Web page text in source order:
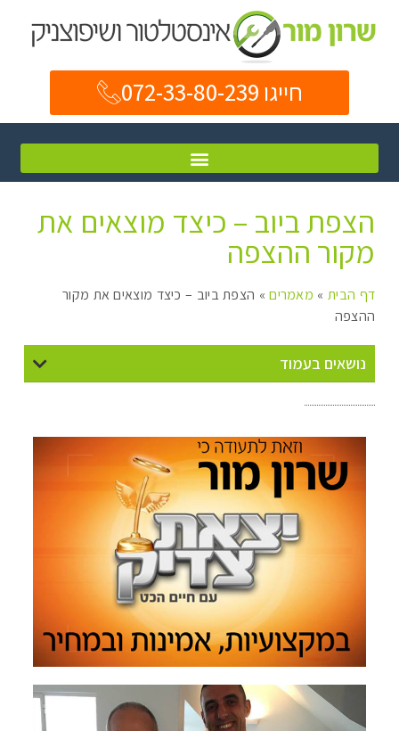
חייגו 072-33-80-239
הצפת ביוב – כיצד מוצאים את
מקור ההצפה
דף הבית» מאמרים» הצפת ביוב – כיצד מוצאים את מקור
ההצפה
נושאים בעמוד